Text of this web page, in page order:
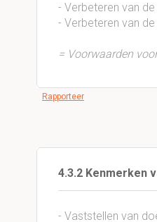
- Verbeteren van
- Verbeteren van
= Voorwaarden
Rapporteer
4.3.2 Kenmerken
- Vaststellen van